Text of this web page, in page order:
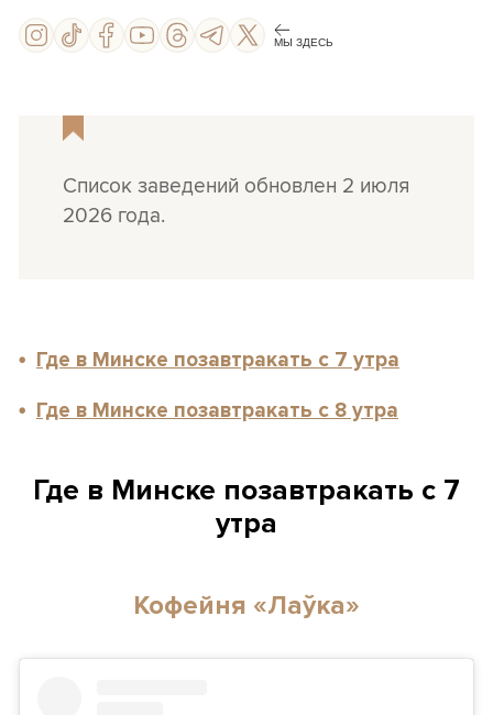
МЫ ЗДЕСЬ
Список заведений обновлен 2 июля
2026 года.
Где в Минске позавтракать с 7 утра
Где в Минске позавтракать с 8 утра
Где в Минске позавтракать с 7
утра
Кофейня «Лаўка»